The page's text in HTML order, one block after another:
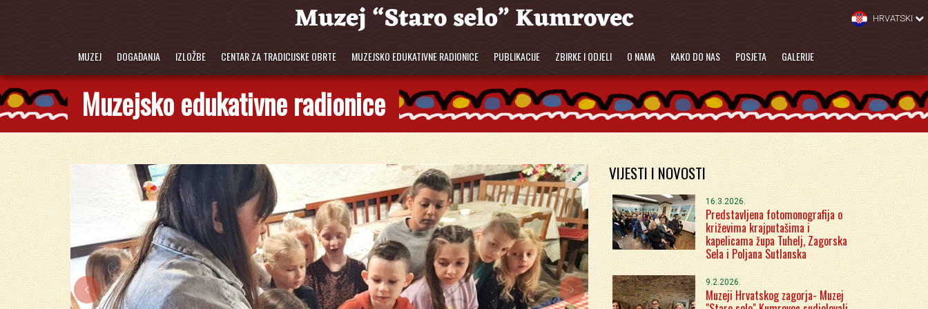
MUZEJ DOGAĐANJA IZLOŽBE CENTAR ZA TRADICIJSKE OBRTE MUZEJSKO EDUKATIVNE RADIONICE PUBLIKACIJE ZBIRKE I ODJELI O NAMA KAKO DO NAS POSJETA GALERIJE
HRVATSKI
Muzejsko edukativne radionice
 
VIJESTI I NOVOSTI
16.3.2026.
Predstavljena fotomonografija o
križevima krajputašima i
kapelicama župa Tuhelj, Zagorska
Sela i Poljana Sutlanska
9.2.2026.
Muzeji Hrvatskog zagorja- Muzej